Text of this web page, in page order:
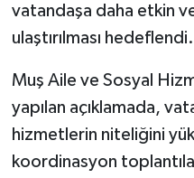
vatandaşa daha etkin
ulaştırılması hedeflendi.
Muş Aile ve Sosyal
yapılan açıklamada,
hizmetlerin niteliğini
koordinasyon